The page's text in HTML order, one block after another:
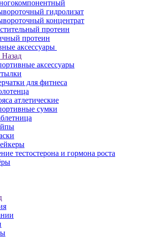
гидролизат
концентрат
протеин
протеин
аксессуары
Назад
аксессуары
для фитнеса
атлетические
сумки
тестостерона и гормона роста